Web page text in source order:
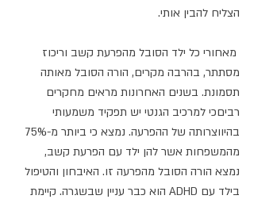
הצליח להבין אותי.
מאחורי כל ילד הסובל מהפרעת קשב וריכוז
מסתתר, בהרבה מקרים, הורה הסובל מאותה
תסמונת. בשנים האחרונות מראים מחקרים
רביםכי למרכיב הגנטי יש תפקיד משמעותי
מהמשפחות אשר להן ילד עם הפרעת קשב,
נמצא הורה הסובל מהפרעה זו. האיבחון והטיפול
בילד עם ADHD הוא כבר עניין שבשגרה. קיימת